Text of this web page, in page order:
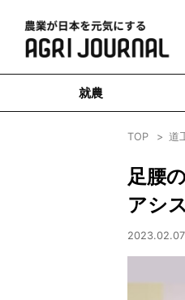
就農
TOP 道
足腰
アシ
2023.02.07